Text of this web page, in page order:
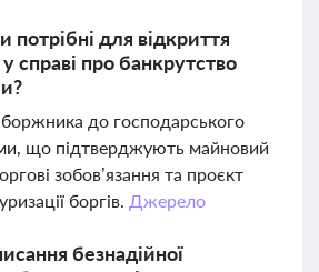
потрібні для відкриття
справі про банкрутство
боржника до господарського
що підтверджують майновий
зобов’язання та проєкт
боргів. Джерело
безнадійної